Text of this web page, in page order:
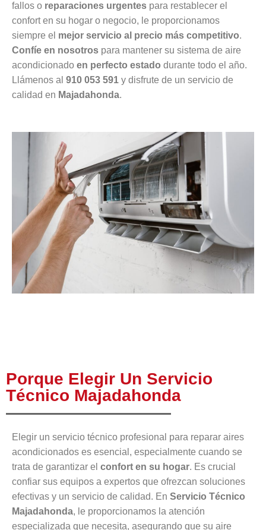
fallos o reparaciones urgentes para restablecer el
confort en su hogar o negocio, le proporcionamos
siempre el mejor servicio al precio más competitivo.
Confíe en nosotros para mantener su sistema de aire
acondicionado en perfecto estado durante todo el año.
Llámenos al 910 053 591 y disfrute de un servicio de
calidad en Majadahonda.
Porque Elegir Un Servicio
Técnico Majadahonda
Elegir un servicio técnico profesional para reparar aires
acondicionados es esencial, especialmente cuando se
trata de garantizar el confort en su hogar. Es crucial
confiar sus equipos a expertos que ofrezcan soluciones
efectivas y un servicio de calidad. En Servicio Técnico
Majadahonda, le proporcionamos la atención
especializada que necesita, asegurando que su aire